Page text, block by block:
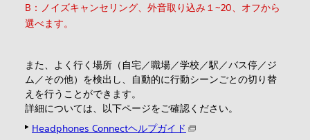
B：ノイズキャンセリング、外音取り込み１~20、オフから
選べます。
また、よく行く場所（自宅／職場／学校／駅／バス停／ジ
ム／その他）を検出し、自動的に行動シーンごとの切り替
えを行うことができます。
詳細については、以下ページをご確認ください。
Headphones Connectヘルプガイド